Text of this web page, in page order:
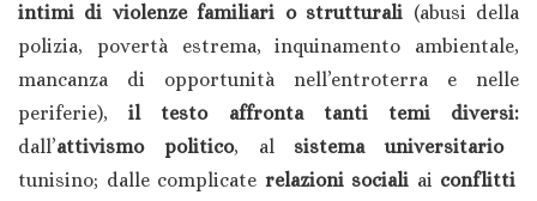
intimi di violenze familiari o strutturali (abusi della
polizia, povertà estrema, inquinamento ambientale,
mancanza di opportunità nell’entroterra e nelle
periferie),il testo affronta tanti temi diversi:
dall’attivismo politico, al sistema universitario
tunisino; dalle complicate relazioni sociali ai conflitti